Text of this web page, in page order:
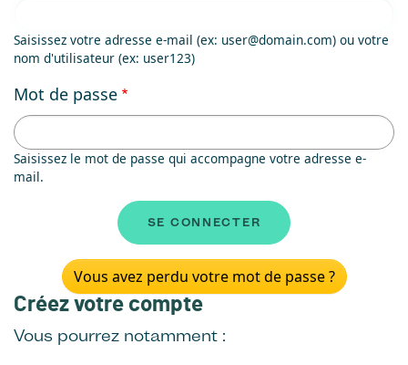
Saisissez votre adresse e-mail (ex: user@domain.com) ou votre
nom d'utilisateur (ex: user123)
Mot de passe
Saisissez le mot de passe qui accompagne votre adresse e-
mail.
Vous avez perdu votre mot de passe ?
Créez votre compte
Vous pourrez notamment :